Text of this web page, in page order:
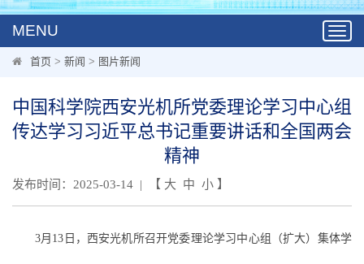
MENU
首页 > 新闻 > 图片新闻
中国科学院西安光机所党委理论学习中心组
传达学习习近平总书记重要讲话和全国两会
精神
发布时间：2025-03-14 | 【 大 中 小 】
3月13日，西安光机所召开党委理论学习中心组（扩大）集体学